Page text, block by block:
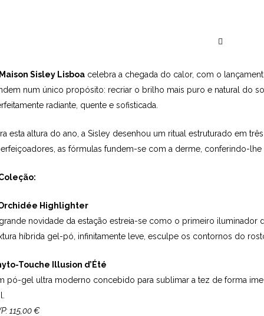
Sisley Lisboa celebra a chegada do calor, com o
num único propósito: recriar o brilho mais puro e natural do
radiante, quente e sofisticada.
esta altura do ano, a Sisley desenhou um ritual estruturado em
as fórmulas fundem-se com a derme, conferindo-
Highlighter
novidade da estação estreia-se como o primeiro iluminador
híbrida gel-pó, infinitamente leve, esculpe os contornos do
Touche Illusion d’Été
pó-gel ultra moderno concebido para sublimar a tez de forma
115,00 €